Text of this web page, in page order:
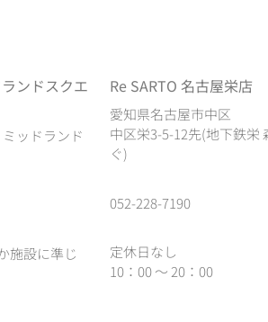
ンドスクエ
ッドランド
施設に準じ
Re SARTO 名古屋栄店
愛知県名古屋市中区
中区栄3-5-12先(地下鉄栄
ぐ)
052-228-7190
定休日なし
10：00 ～ 20：00